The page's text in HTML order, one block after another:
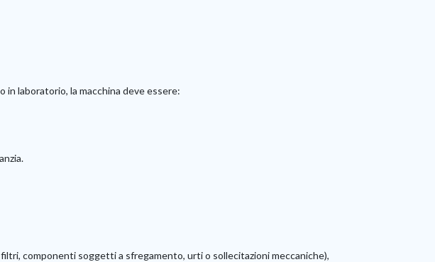
laboratorio, la macchina deve essere:
componenti soggetti a sfregamento, urti o sollecitazioni meccaniche),